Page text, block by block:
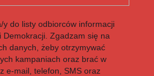
y do listy odbiorców informacji
Demokracji. Zgadzam się na
danych, żeby otrzymywać
kampaniach oraz brać w
e-mail, telefon, SMS oraz